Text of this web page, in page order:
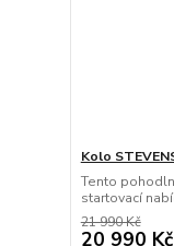
Kolo
Tento
startovací
21 990 Kč
20 990 Kč